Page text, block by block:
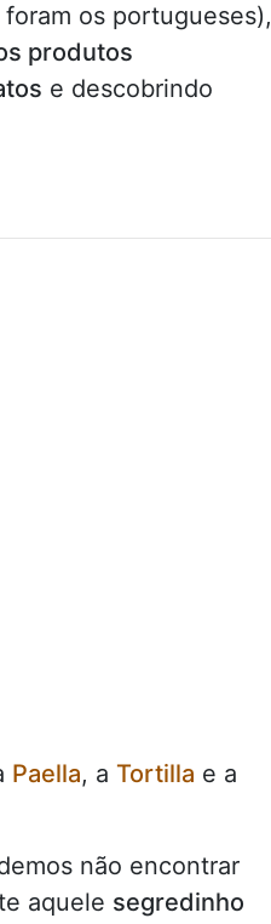
foram os portugueses),
produtos
e descobrindo
Paella, a Tortilla e a
não encontrar
aquele segredinho